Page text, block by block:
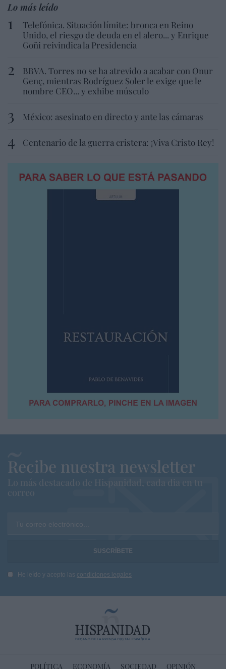
Lo más leído
Telefónica. Situación límite: bronca en Reino
Unido, el riesgo de deuda en el alero... y Enrique
Goñi reivindica la Presidencia
BBVA. Torres no se ha atrevido a acabar con Onur
Genç, mientras Rodríguez Soler le exige que le
nombre CEO... y exhibe músculo
México: asesinato en directo y ante las cámaras
Centenario de la guerra cristera: ¡Viva Cristo Rey!
Recibe nuestra newsletter
Lo más destacado de Hispanidad, cada dia en tu
correo
Tu correo electrónico...
He leído y acepto las condiciones legales
POLÍTICA ECONOMÍA SOCIEDAD OPINIÓN